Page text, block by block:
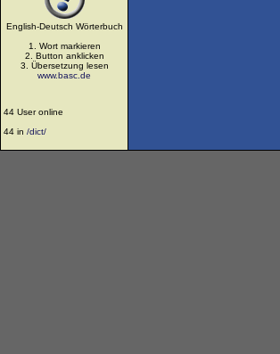
English-Deutsch Wörterbuch
1. Wort markieren
2. Button anklicken
3. Übersetzung lesen
www.basc.de
44 User online
44 in /dict/